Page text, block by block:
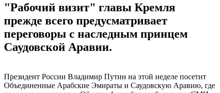
"Рабочий визит" главы Кремля
прежде всего предусматривает
переговоры с наследным принцем
Саудовской Аравии.
Президент России Владимир Путин на этой неделе посетит
Объединенные Арабские Эмираты и Саудовскую Аравию, где